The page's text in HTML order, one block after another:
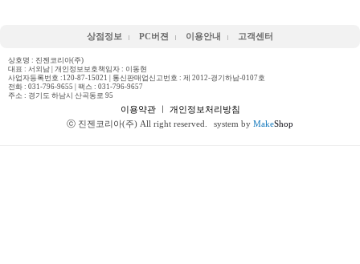
상점정보 PC버젼 이용안내 고객센터
상호명 : 진젠코리아(주)
대표 : 서외남 | 개인정보보호책임자 : 이동현
사업자등록번호 :120-87-15021 | 통신판매업신고번호 : 제 2012-경기하남-0107호
전화 : 031-796-9655 | 팩스 : 031-796-9657
주소 : 경기도 하남시 산곡동로 95
이용약관ㅣ 개인정보처리방침
ⓒ 진젠코리아(주) All right reserved.
system by MakeShop